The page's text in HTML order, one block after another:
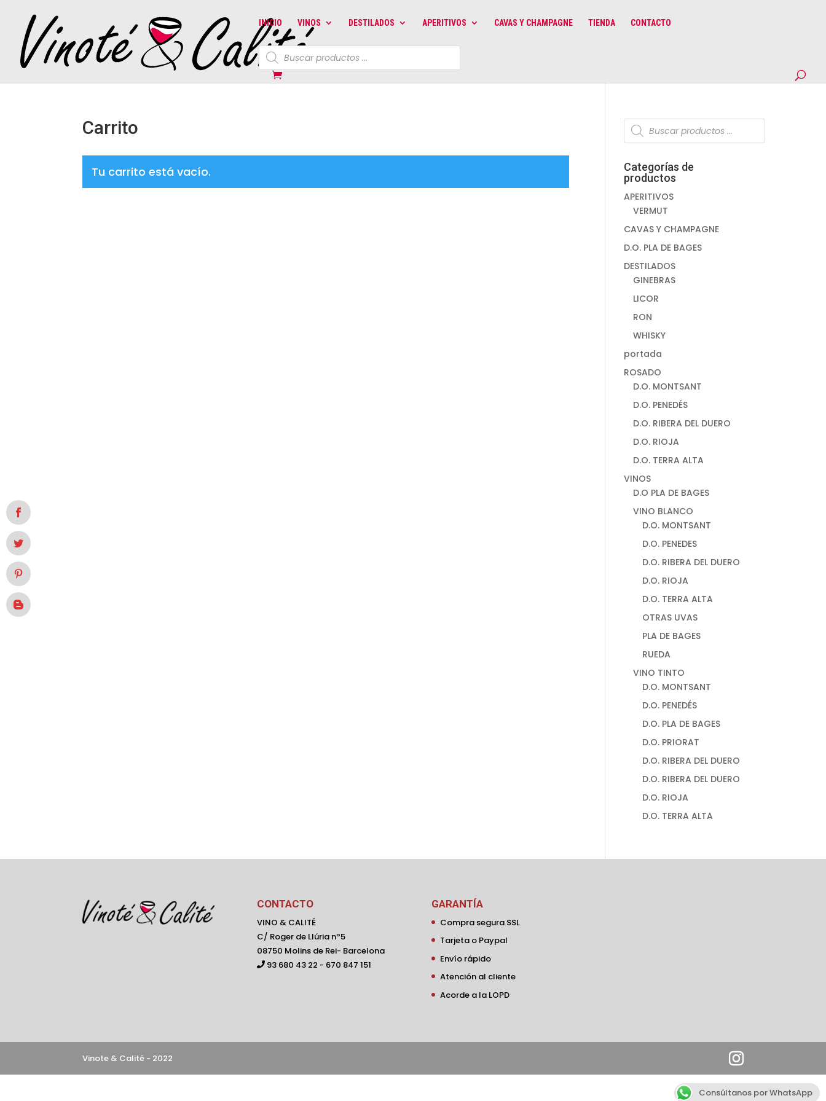
INICIO VINOS DESTILADOS APERITIVOS CAVAS Y CHAMPAGNE TIENDA CONTACTO
Búsqueda
de
productos
Carrito
Tu carrito está vacío.
Búsqueda
de
productos
Categorías de
productos
APERITIVOS
VERMUT
CAVAS Y CHAMPAGNE
D.O. PLA DE BAGES
DESTILADOS
GINEBRAS
LICOR
RON
WHISKY
portada
ROSADO
D.O. MONTSANT
D.O. PENEDÉS
D.O. RIBERA DEL DUERO
D.O. RIOJA
D.O. TERRA ALTA
VINOS
D.O PLA DE BAGES
VINO BLANCO
D.O. MONTSANT
D.O. PENEDES
D.O. RIBERA DEL DUERO
D.O. RIOJA
D.O. TERRA ALTA
OTRAS UVAS
PLA DE BAGES
RUEDA
VINO TINTO
D.O. MONTSANT
D.O. PENEDÉS
D.O. PLA DE BAGES
D.O. PRIORAT
D.O. RIBERA DEL DUERO
D.O. RIBERA DEL DUERO
D.O. RIOJA
D.O. TERRA ALTA
CONTACTO
VINO & CALITÉ
C/ Roger de Llúria nº5
08750 Molins de Rei- Barcelona
93 680 43 22 - 670 847 151
GARANTÍA
Compra segura SSL
Tarjeta o Paypal
Envío rápido
Atención al cliente
Acorde a la LOPD
Vinote & Calité - 2022
Consúltanos por WhatsApp